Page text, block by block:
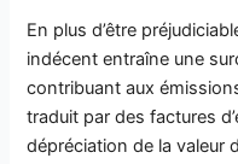
En plus d’être
indécent entraîne une
contribuant aux
traduit par des factures
dépréciation de la valeur